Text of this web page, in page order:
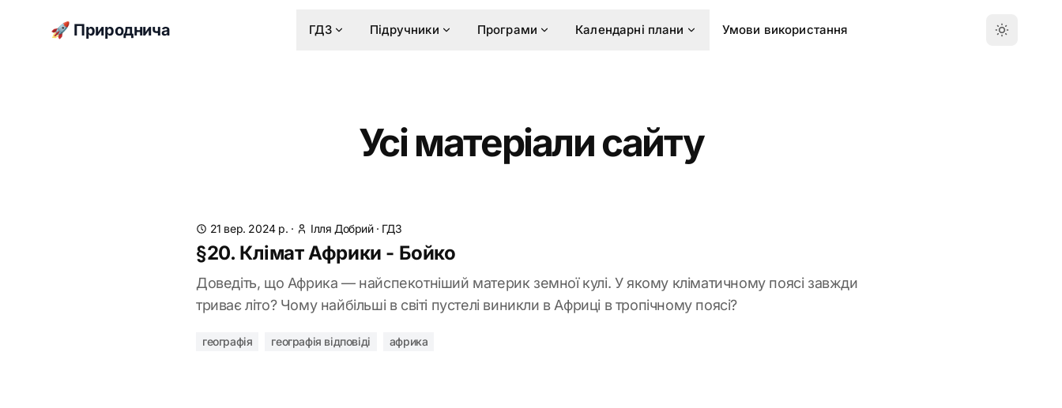
🚀 Природнича ГДЗ Підручники Програми Календарні плани Умови використання
Усі матеріали сайту
21 вер. 2024 р. · Ілля Добрий· ГДЗ
§20. Клімат Африки - Бойко
Доведіть, що Африка — найспекотніший материк земної кулі. У якому кліматичному поясі завжди
триває літо? Чому найбільші в світі пустелі виникли в Африці в тропічному поясі?
географія географія відповіді африка